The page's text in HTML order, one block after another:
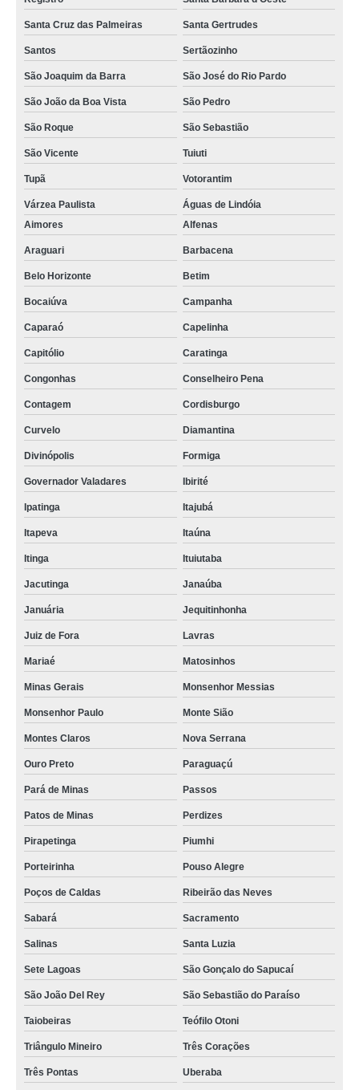
Santa Cruz das Palmeiras Santa Gertrudes
Santos Sertãozinho
São Joaquim da Barra São José do Rio Pardo
São João da Boa Vista São Pedro
São Roque São Sebastião
São Vicente Tuiuti
Tupã Votorantim
Várzea Paulista
Águas de Lindóia
Aimores
Alfenas
Araguari Barbacena
Belo Horizonte Betim
Bocaiúva Campanha
Caparaó Capelinha
Capitólio Caratinga
Congonhas Conselheiro Pena
Contagem Cordisburgo
Curvelo Diamantina
Divinópolis Formiga
Governador Valadares Ibirité
Ipatinga Itajubá
Itapeva Itaúna
Itinga Ituiutaba
Jacutinga Janaúba
Januária Jequitinhonha
Juiz de Fora Lavras
Mariaé Matosinhos
Minas Gerais Monsenhor Messias
Monsenhor Paulo Monte Sião
Montes Claros Nova Serrana
Ouro Preto Paraguaçú
Pará de Minas Passos
Patos de Minas Perdizes
Pirapetinga Piumhi
Porteirinha Pouso Alegre
Poços de Caldas Ribeirão das Neves
Sabará Sacramento
Salinas Santa Luzia
Sete Lagoas São Gonçalo do Sapucaí
São João Del Rey São Sebastião do Paraíso
Taiobeiras Teófilo Otoni
Triângulo Mineiro Três Corações
Três Pontas Uberaba